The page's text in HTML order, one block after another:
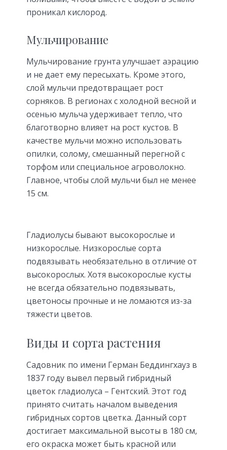
проникал кислород.
Мульчирование
Мульчирование грунта улучшает аэрацию
и не дает ему пересыхать. Кроме этого,
слой мульчи предотвращает рост
сорняков. В регионах с холодной весной и
осенью мульча удерживает тепло, что
благотворно влияет на рост кустов. В
качестве мульчи можно использовать
опилки, солому, смешанный перегной с
торфом или специальное агроволокно.
Главное, чтобы слой мульчи был не менее
15 см.
Гладиолусы бывают высокорослые и
низкорослые. Низкорослые сорта
подвязывать необязательно в отличие от
высокорослых. Хотя высокорослые кусты
не всегда обязательно подвязывать,
цветоносы прочные и не ломаются из-за
тяжести цветов.
Виды и сорта растения
Садовник по имени Герман Беддингхауз в
1837 году вывел первый гибридный
цветок гладиолуса – Гентский. Этот год
принято считать началом выведения
гибридных сортов цветка. Данный сорт
достигает максимальной высоты в 180 см,
его окраска может быть красной или